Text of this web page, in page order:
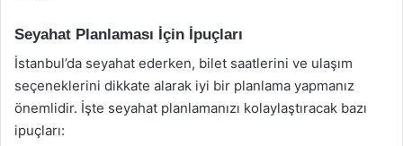
Seyahat Planlaması İçin İpuçları
İstanbul’da seyahat ederken, bilet saatlerini ve ulaşım
seçeneklerini dikkate alarak iyi bir planlama yapmanız
önemlidir. İşte seyahat planlamanızı kolaylaştıracak bazı
ipuçları: